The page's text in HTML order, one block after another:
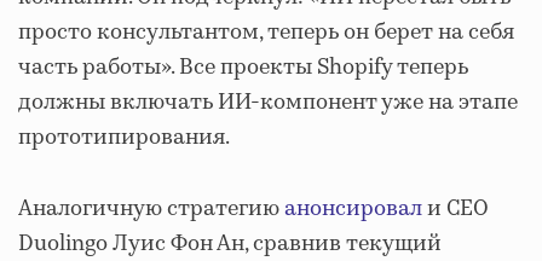
просто консультантом, теперь он берет на себя
часть работы». Все проекты Shopify теперь
должны включать ИИ-компонент уже на этапе
прототипирования.
Аналогичную стратегиюанонсировали CEO
Duolingo Луис Фон Ан, сравнив текущий